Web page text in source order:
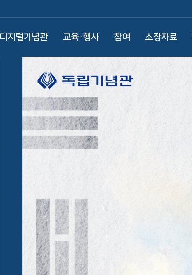
디지털기념관 교육·행사 참여 소장자료